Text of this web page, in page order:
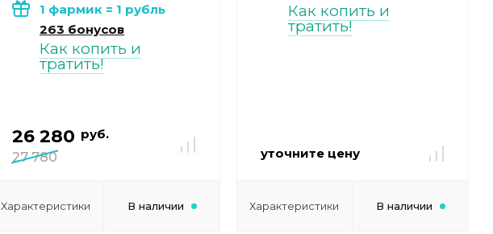
1 фармик = 1 рубль
263 бонусов
Как копить и
тратить!
26 280 руб.
27 780
Характеристики В наличии
Как копить и
тратить!
уточните цену
Характеристики В наличии